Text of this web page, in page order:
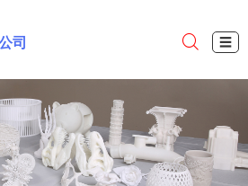
司 ☰